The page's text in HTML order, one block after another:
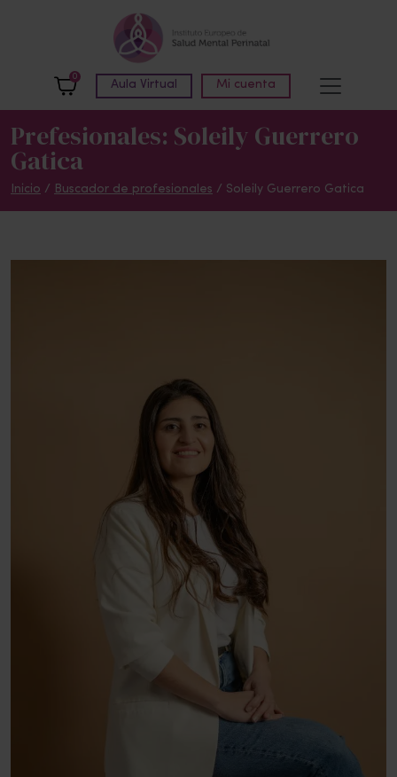
0
Aula Virtual Mi cuenta
Prefesionales: Soleily Guerrero
Gatica
Inicio / Buscador de profesionales / Soleily Guerrero Gatica